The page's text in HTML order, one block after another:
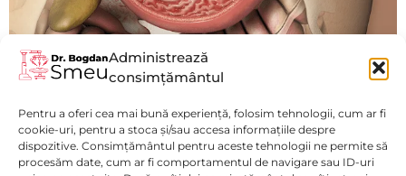
Administrează
consimțământul
Pentru a oferi cea mai bună experiență, folosim tehnologii, cum ar fi
cookie-uri, pentru a stoca și/sau accesa informațiile despre
dispozitive. Consimțământul pentru aceste tehnologii ne permite să
procesăm date, cum ar fi comportamentul de navigare sau ID-uri
Acalazia
Vezi mai mult